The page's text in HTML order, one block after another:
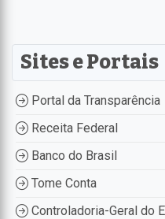
Sites e Portais
Portal da Transparência
Receita Federal
Banco do Brasil
Tome Conta
Controladoria-Geral do